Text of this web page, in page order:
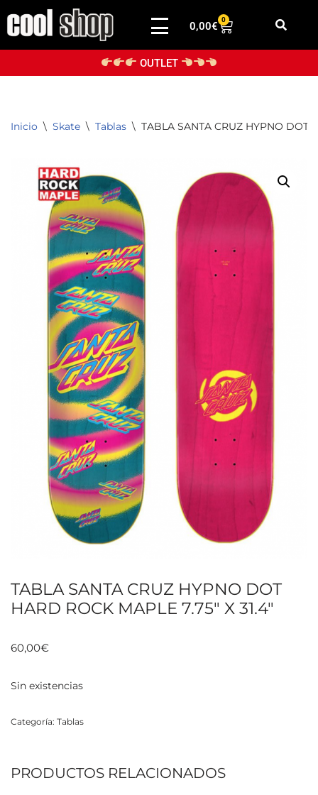
Saltar
0,00€
0
OUTLET
Inicio \ Skate \ Tablas \ TABLA SANTA CRUZ HYPNO DOT
TABLA SANTA CRUZ HYPNO DOT
HARD ROCK MAPLE 7.75″ X 31.4″
60,00€
Sin existencias
Categoría: Tablas
PRODUCTOS RELACIONADOS